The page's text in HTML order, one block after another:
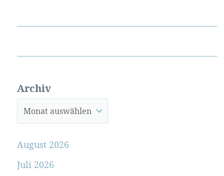
Archiv
August 2026
Juli 2026